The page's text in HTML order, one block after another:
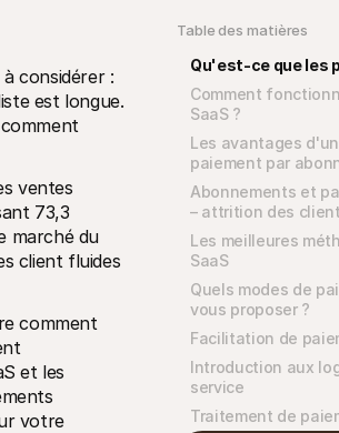
considérer :
est longue.
ventes
73,3
marché du
client fluides
comment
et les
votre
Table des matières
Qu'est-ce que les
Comment
SaaS ?
Les avantages
paiement par
Abonnements et
– attrition des
Les meilleures
SaaS
Quels modes de
vous proposer ?
Facilitation de
Introduction aux
service
Traitement de